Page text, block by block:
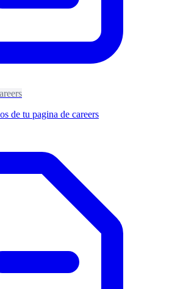
de tu pagina de careers